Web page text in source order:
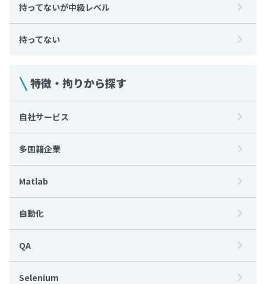
持ってないが中級レベル
持ってない
特徴・拘りから探す
自社サービス
多国籍企業
Matlab
自動化
QA
Selenium